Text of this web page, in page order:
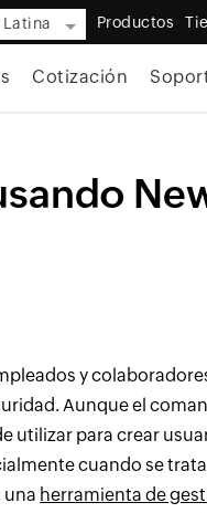
Productos
Cotización
y
Aunque el
utilizar para crear
cuando se
una herramienta de